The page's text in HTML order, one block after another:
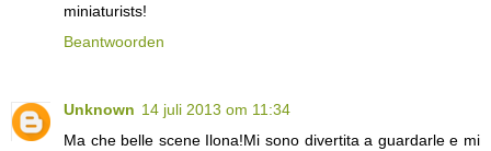
miniaturists!
Beantwoorden
Unknown 14 juli 2013 om 11:34
Ma che belle scene Ilona!Mi sono divertita a guardarle e mi